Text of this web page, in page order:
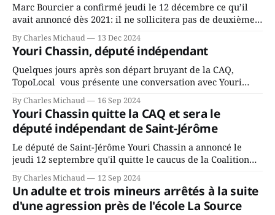
Marc Bourcier a confirmé jeudi le 12 décembre ce qu’il
avait annoncé dès 2021: il ne sollicitera pas de deuxième
mandat à titre de maire de Saint-Jérôme. Bourcier en a
fait l’annonce en s’adressant aux employés de la ville,
rassemblés en soirée pour leur traditionnel souper
By Charles Michaud 13 Dec 2024
Youri Chassin, député indépendant
Quelques jours après son départ bruyant de la CAQ,
TopoLocal vous présente une conversation avec Youri
Chassin. Nous avons causé de sa décision. Y songeait-il
depuis longtemps? Sera-t-il candidat indépendant dans 2
ans? Joindrait-il un autre parti, par exemple les
conservateurs d’Éric Duhaime? Que lui
By Charles Michaud 16 Sep 2024
Youri Chassin quitte la CAQ et sera le
député indépendant de Saint-Jérôme
Le député de Saint-Jérôme Youri Chassin a annoncé le
jeudi 12 septembre qu'il quitte le caucus de la Coalition
Avenir Québec de François Legault parce qu'il est déçu du
gouvernement de la CAQ, surtout de son incapacité, qu'il
juge chronique, à offrir des
By Charles Michaud 12 Sep 2024
Un adulte et trois mineurs arrêtés à la suite
d'une agression près de l'école La Source